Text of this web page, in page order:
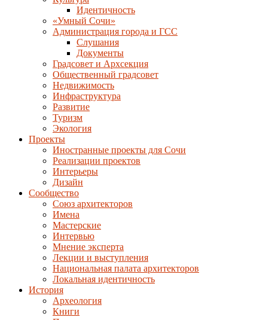
Идентичность
«Умный Сочи»
Администрация города и ГСС
Слушания
Документы
Градсовет и Архсекция
Общественный градсовет
Недвижимость
Инфраструктура
Развитие
Туризм
Экология
Проекты
Иностранные проекты для Сочи
Реализации проектов
Интерьеры
Дизайн
Сообщество
Союз архитекторов
Имена
Мастерские
Интервью
Мнение эксперта
Лекции и выступления
Национальная палата архитекторов
Локальная идентичность
История
Археология
Книги